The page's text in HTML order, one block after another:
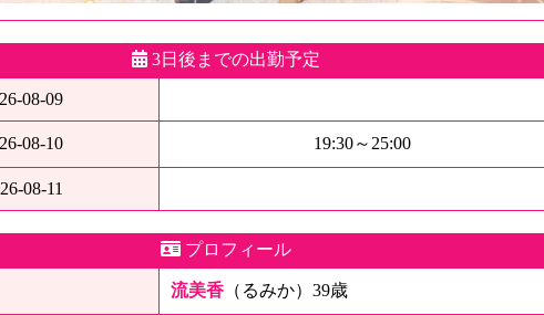
3日後までの出勤予定
08-09
08-10 19:30～25:00
08-11
プロフィール
流美香（るみか）39歳